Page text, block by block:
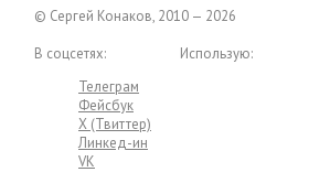
© Сергей Конаков, 2010 — 2026
В соцсетях:
Телеграм
Фейсбук
X (Твиттер)
Линкед-ин
VK
Использую: